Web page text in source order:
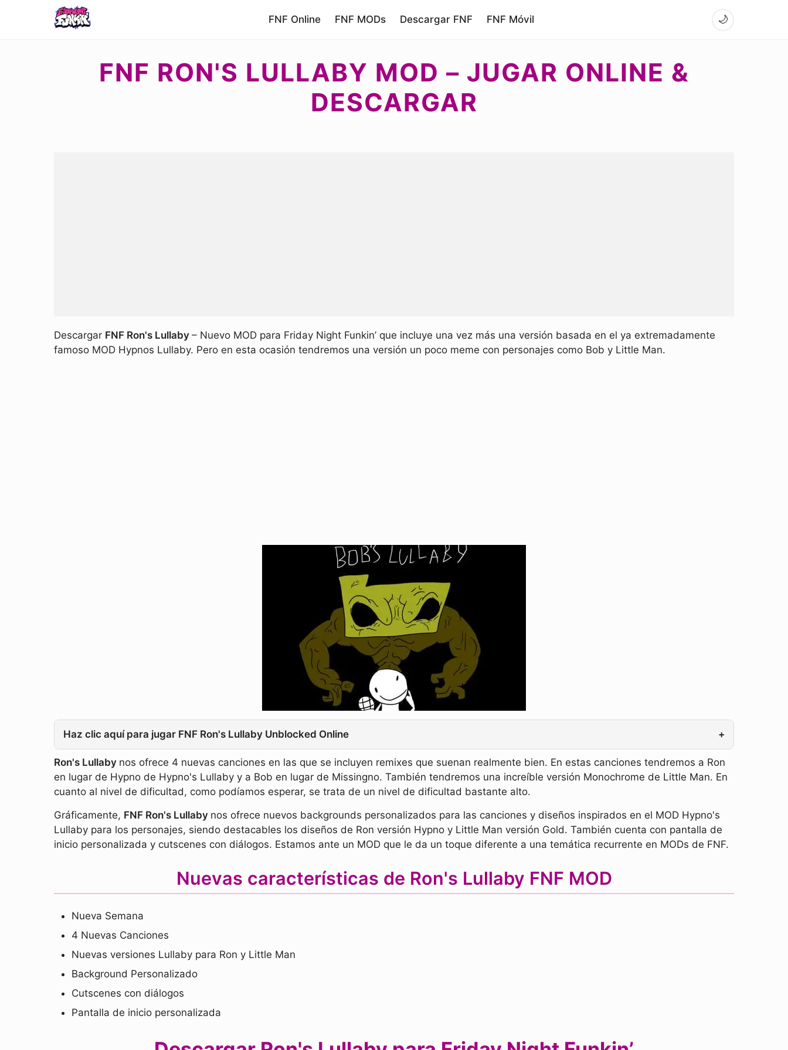
FNF Online FNF MODs Descargar FNF FNF Móvil 🌙
FNF RON'S LULLABY MOD – JUGAR ONLINE &
DESCARGAR
Descargar FNF Ron's Lullaby – Nuevo MOD para Friday Night Funkin’ que incluye una vez más una versión basada en el ya extremadamente
famoso MOD Hypnos Lullaby. Pero en esta ocasión tendremos una versión un poco meme con personajes como Bob y Little Man.
Haz clic aquí para jugar FNF Ron's Lullaby Unblocked Online +
Ron's Lullaby nos ofrece 4 nuevas canciones en las que se incluyen remixes que suenan realmente bien. En estas canciones tendremos a Ron
en lugar de Hypno de Hypno's Lullaby y a Bob en lugar de Missingno. También tendremos una increíble versión Monochrome de Little Man. En
cuanto al nivel de dificultad, como podíamos esperar, se trata de un nivel de dificultad bastante alto.
Gráficamente, FNF Ron's Lullaby nos ofrece nuevos backgrounds personalizados para las canciones y diseños inspirados en el MOD Hypno's
Lullaby para los personajes, siendo destacables los diseños de Ron versión Hypno y Little Man versión Gold. También cuenta con pantalla de
inicio personalizada y cutscenes con diálogos. Estamos ante un MOD que le da un toque diferente a una temática recurrente en MODs de FNF.
Nuevas características de Ron's Lullaby FNF MOD
Nueva Semana
4 Nuevas Canciones
Nuevas versiones Lullaby para Ron y Little Man
Background Personalizado
Cutscenes con diálogos
Pantalla de inicio personalizada